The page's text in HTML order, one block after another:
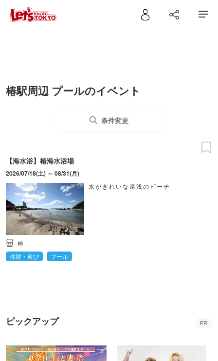
椿駅周辺 プールのイベント
条件変更
【海水浴】椿海水浴場
2026/07/18(土) ～ 08/31(月)
水がきれいな遠浅のビーチ
椿
体験・遊び
プール
ピックアップ PR